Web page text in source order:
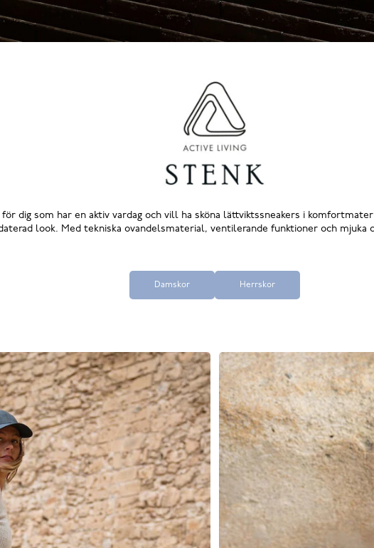
dig som har en aktiv vardag och vill ha sköna lättviktssneakers i
look. Med tekniska ovandelsmaterial, ventilerande funktioner och mjuka
Damskor Herrskor